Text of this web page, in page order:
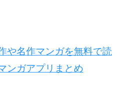
や名作マンガを無料で読
ンガアプリまとめ